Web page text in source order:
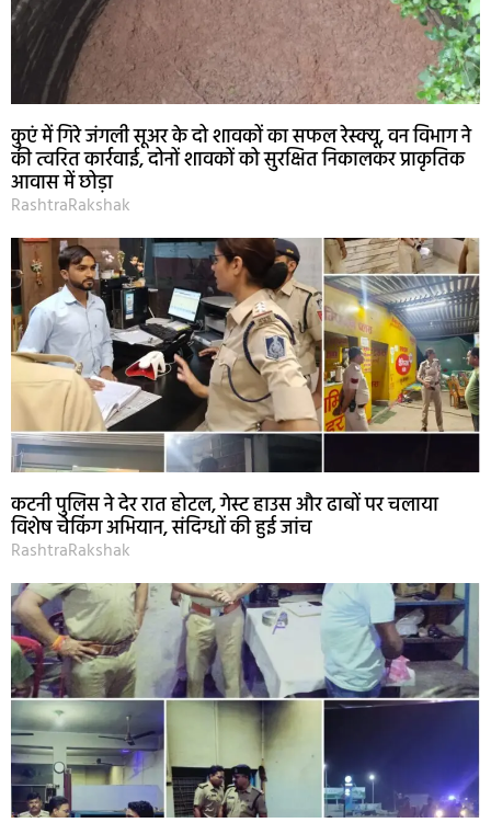
कुएं में गिरे जंगली सूअर के दो शावकों का सफल रेस्क्यू, वन विभाग ने
की त्वरित कार्रवाई, दोनों शावकों को सुरक्षित निकालकर प्राकृतिक
आवास में छोड़ा
RashtraRakshak
कटनी पुलिस ने देर रात होटल, गेस्ट हाउस और ढाबों पर चलाया
विशेष चेकिंग अभियान, संदिग्धों की हुई जांच
RashtraRakshak